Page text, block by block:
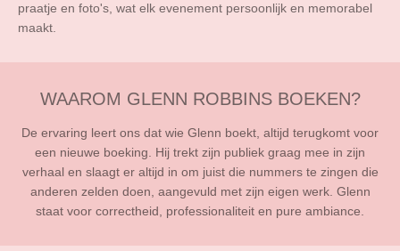
praatje en foto's, wat elk evenement persoonlijk en memorabel
maakt.
WAAROM GLENN ROBBINS BOEKEN?
De ervaring leert ons dat wie Glenn boekt, altijd terugkomt voor
een nieuwe boeking. Hij trekt zijn publiek graag mee in zijn
verhaal en slaagt er altijd in om juist die nummers te zingen die
anderen zelden doen, aangevuld met zijn eigen werk. Glenn
staat voor correctheid, professionaliteit en pure ambiance.